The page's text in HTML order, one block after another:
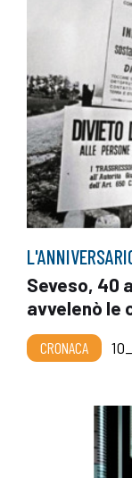
Seveso, 40
avvelenò le
CRONACA